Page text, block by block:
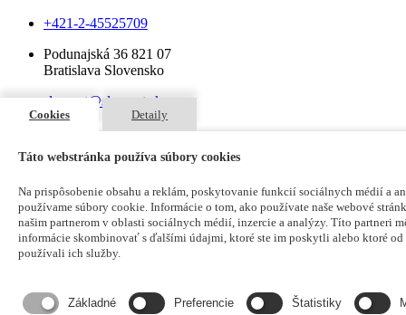
+421-2-45525709
Podunajská 36 821 07
Bratislava Slovensko
slovcert@slovcert.sk
Súhlas so spracovaním
Cookies Detaily
Táto webstránka používa súbory cookies
Na prispôsobenie obsahu a reklám, poskytovanie funkcií sociálnych médií a
používame súbory cookie. Informácie o tom, ako používate naše webové
našim partnerom v oblasti sociálnych médií, inzercie a analýzy. Títo partneri
informácie skombinovať s ďalšími údajmi, ktoré ste im poskytli alebo ktoré od
používali ich služby.
Základné Preferencie Štatistiky